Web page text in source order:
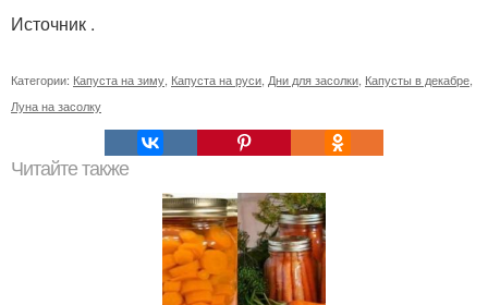
Источник .
Категории: Капуста на зиму Капуста на руси Дни для засолки Капусты в декабре
Луна на засолку
Читайте также